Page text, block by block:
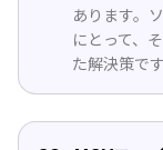
あります。
にとって、
た解決策です